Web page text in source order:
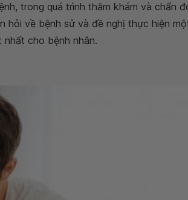
trong quá trình thăm khám và chẩn
hỏi về bệnh sử và đề nghị thực hiện
cho bệnh nhân.